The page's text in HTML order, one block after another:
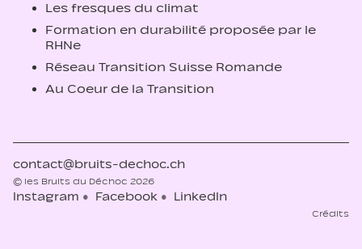
Les fresques du climat
Formation en durabilité proposée par le
RHNe
Réseau Transition Suisse Romande
Au Coeur de la Transition
contact@bruits-dechoc.ch
© les Bruits du Déchoc 2026
Instagram Facebook LinkedIn
Crédits